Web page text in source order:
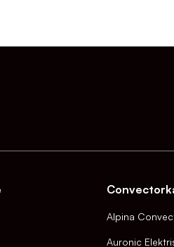
Alpina
Auronic